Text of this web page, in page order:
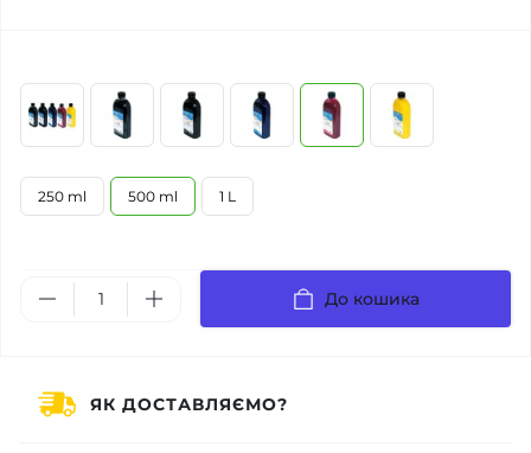
250 ml 500 ml 1 L
До кошика
ЯК ДОСТАВЛЯЄМО?